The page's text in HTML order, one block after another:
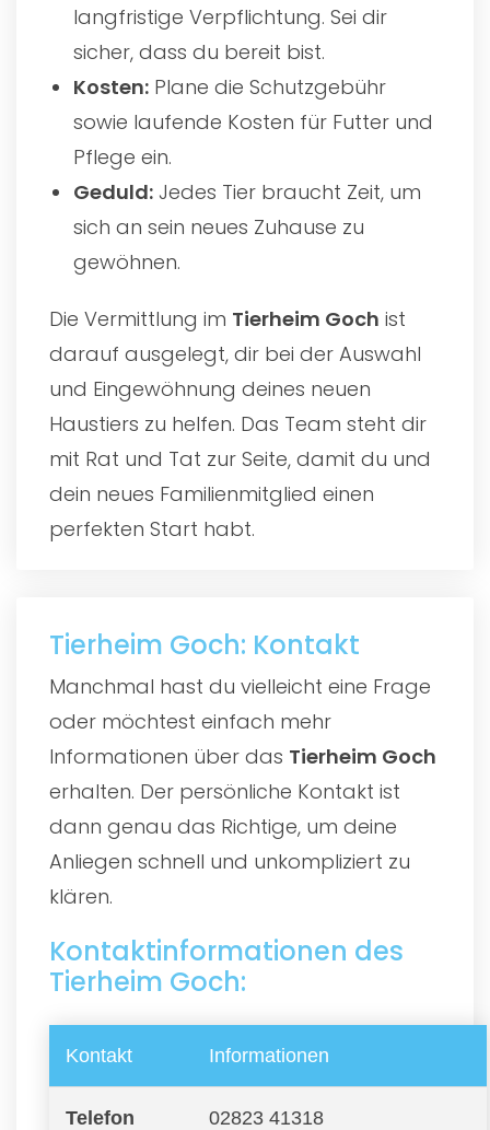
langfristige Verpflichtung. Sei dir
sicher, dass du bereit bist.
Kosten: Plane die Schutzgebühr
sowie laufende Kosten für Futter und
Pflege ein.
Geduld: Jedes Tier braucht Zeit, um
sich an sein neues Zuhause zu
gewöhnen.
Die Vermittlung im Tierheim Goch ist
darauf ausgelegt, dir bei der Auswahl
und Eingewöhnung deines neuen
Haustiers zu helfen. Das Team steht dir
mit Rat und Tat zur Seite, damit du und
dein neues Familienmitglied einen
perfekten Start habt.
Tierheim Goch: Kontakt
Manchmal hast du vielleicht eine Frage
oder möchtest einfach mehr
Informationen über das Tierheim Goch
erhalten. Der persönliche Kontakt ist
dann genau das Richtige, um deine
Anliegen schnell und unkompliziert zu
klären.
Kontaktinformationen des
Tierheim Goch:
Kontakt Informationen
Telefon 02823 41318